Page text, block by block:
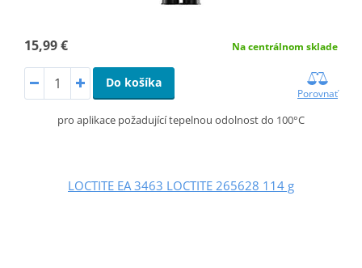
15,99 € Na centrálnom sklade
Do košíka
Porovnať
pro aplikace požadující tepelnou odolnost do 100°C
LOCTITE EA 3463 LOCTITE 265628 114 g